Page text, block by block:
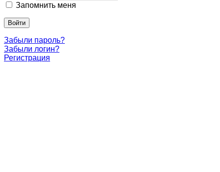
Запомнить меня
Войти
Забыли пароль?
Забыли логин?
Регистрация